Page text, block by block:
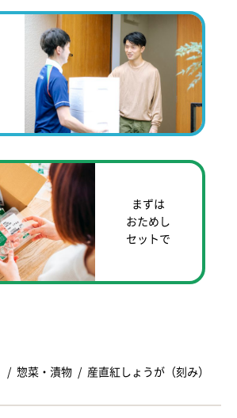
まずは
おためし
セットで
惣菜・漬物 産直紅しょうが（刻み）